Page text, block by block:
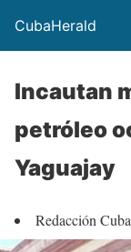
CubaHerald
Incautan
petróleo
Yaguajay
Redacción